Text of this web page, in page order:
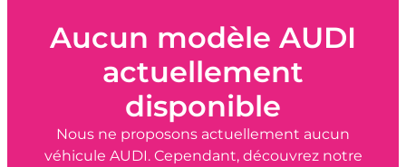
Aucun modèle AUDI
actuellement
disponible
Nous ne proposons actuellement aucun
véhicule AUDI. Cependant, découvrez notre